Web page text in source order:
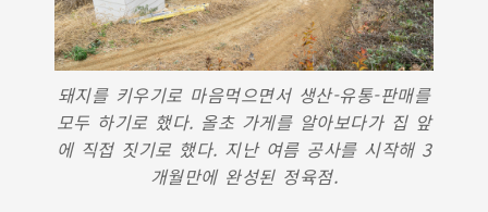
돼지를 키우기로 마음먹으면서 생산-유통-판매를
모두 하기로 했다. 올초 가게를 알아보다가 집 앞
에 직접 짓기로 했다. 지난 여름 공사를 시작해 3
개월만에 완성된 정육점.